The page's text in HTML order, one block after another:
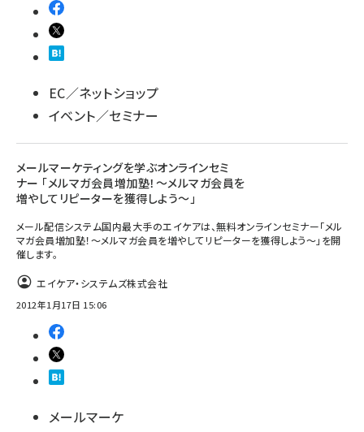
EC／ネットショップ
イベント／セミナー
メールマーケティングを学ぶオンラインセミ
ナー 「メルマガ会員増加塾！～メルマガ会員を
増やしてリピーターを獲得しよう～」
メール配信システム国内最大手のエイケアは、無料オンラインセミナー「メル
マガ会員増加塾！～メルマガ会員を増やしてリピーターを獲得しよう～」を開
催します。
エイケア・システムズ株式会社
2012年1月17日 15:06
メールマーケ